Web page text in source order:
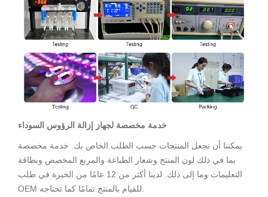
خدمة مخصصة لجهاز إزالة الرؤوس السوداء
يمكننا أن نجعل المنتجات حسب الطلب الخاص بك. خدمة مخصصة
بما في ذلك لون المنتج وشعار الطباعة والمربع المخصص وبطاقة
التعليمات وما إلى ذلك. لدينا أكثر من 12 عامًا من الخبرة في طلب